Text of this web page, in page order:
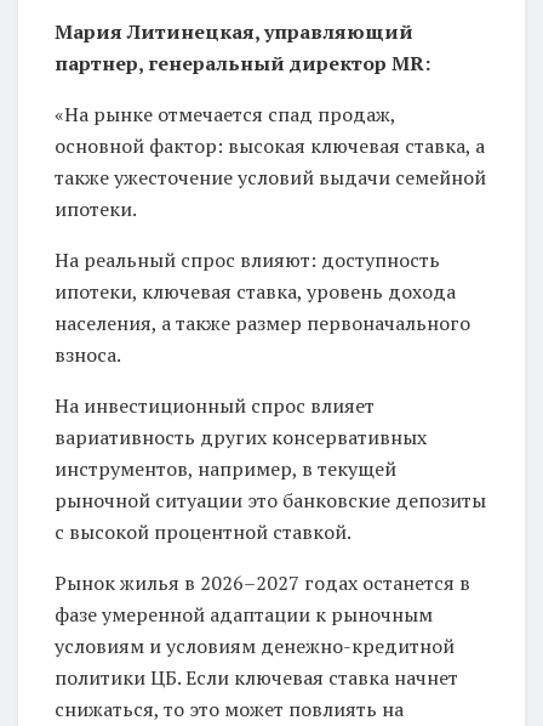
Мария Литинецкая, управляющий
партнер, генеральный директор MR:
«На рынке отмечается спад продаж,
основной фактор: высокая ключевая ставка, а
также ужесточение условий выдачи семейной
ипотеки.
На реальный спрос влияют: доступность
ипотеки, ключевая ставка, уровень дохода
населения, а также размер первоначального
взноса.
На инвестиционный спрос влияет
вариативность других консервативных
инструментов, например, в текущей
рыночной ситуации это банковские депозиты
с высокой процентной ставкой.
Рынок жилья в 2026–2027 годах останется в
фазе умеренной адаптации к рыночным
условиям и условиям денежно-кредитной
политики ЦБ. Если ключевая ставка начнет
снижаться, то это может повлиять на